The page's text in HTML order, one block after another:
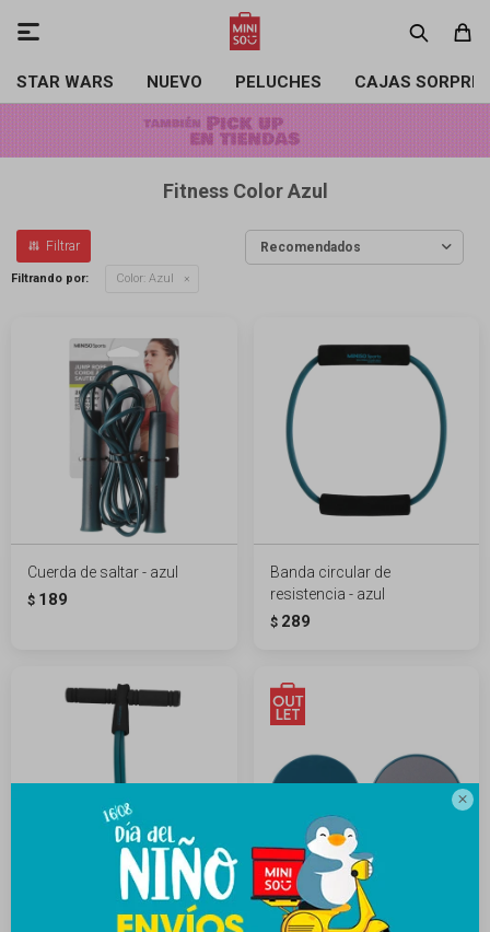

STAR WARS NUEVO PELUCHES CAJAS

Fitness Color Azul
Recomendados
Filtrando por: Color: Azul
Cuerda de saltar - azul
$ 189
Banda circular de
resistencia - azul
$ 289
Banda de resistencia - azul
Disco deslizante